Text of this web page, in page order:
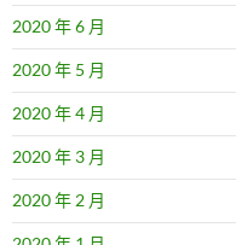
2020 年 6 月
2020 年 5 月
2020 年 4 月
2020 年 3 月
2020 年 2 月